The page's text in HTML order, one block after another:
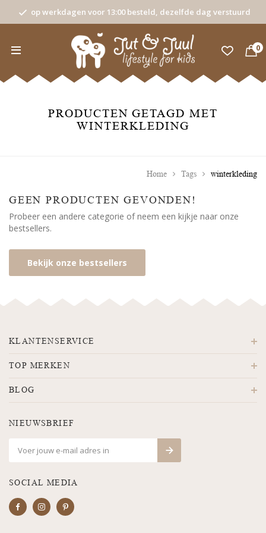
op werkdagen voor 13:00 besteld, dezelfde dag verstuurd
0
PRODUCTEN GETAGD MET
WINTERKLEDING
Home Tags winterkleding
GEEN PRODUCTEN GEVONDEN!
Probeer een andere categorie of neem een kijkje naar onze
bestsellers.
Bekijk onze bestsellers
KLANTENSERVICE
TOP MERKEN
BLOG
NIEUWSBRIEF
SOCIAL MEDIA